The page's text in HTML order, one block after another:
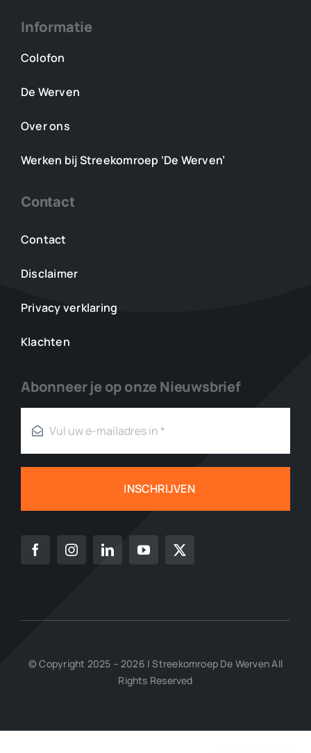
Informatie
Colofon
De Werven
Over ons
Werken bij Streekomroep ‘De Werven’
Contact
Contact
Disclaimer
Privacy verklaring
Klachten
Abonneer je op onze Nieuwsbrief
INSCHRIJVEN
© Copyright 2025 – 2026 | Streekomroep De Werven All
Rights Reserved